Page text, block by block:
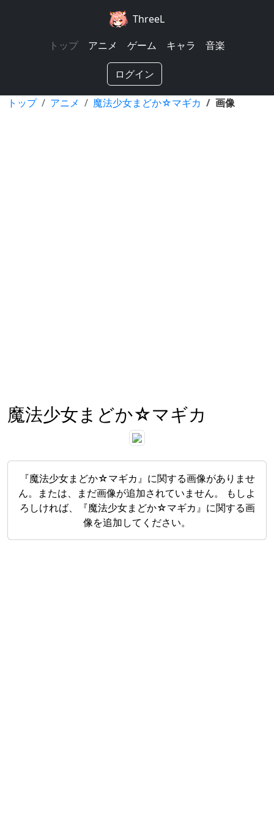
ThreeL
トップ
アニメ ゲーム キャラ 音楽
ログイン
トップ アニメ 魔法少女まどか☆マギカ 画像
魔法少女まどか☆マギカ
『魔法少女まどか☆マギカ』に関する画像がありませ
ん。または、まだ画像が追加されていません。 もしよ
ろしければ、『魔法少女まどか☆マギカ』に関する画
像を追加してください。